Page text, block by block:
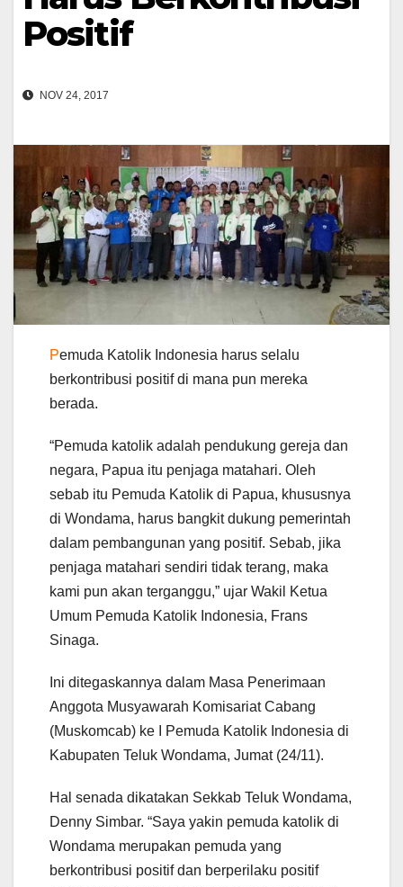
Positif
NOV 24, 2017
Pemuda Katolik Indonesia harus selalu
berkontribusi positif di mana pun mereka
berada.
“Pemuda katolik adalah pendukung gereja dan
negara, Papua itu penjaga matahari. Oleh
sebab itu Pemuda Katolik di Papua, khususnya
di Wondama, harus bangkit dukung pemerintah
dalam pembangunan yang positif. Sebab, jika
penjaga matahari sendiri tidak terang, maka
kami pun akan terganggu,” ujar Wakil Ketua
Umum Pemuda Katolik Indonesia, Frans
Sinaga.
Ini ditegaskannya dalam Masa Penerimaan
Anggota Musyawarah Komisariat Cabang
(Muskomcab) ke I Pemuda Katolik Indonesia di
Kabupaten Teluk Wondama, Jumat (24/11).
Hal senada dikatakan Sekkab Teluk Wondama,
Denny Simbar. “Saya yakin pemuda katolik di
Wondama merupakan pemuda yang
berkontribusi positif dan berperilaku positif